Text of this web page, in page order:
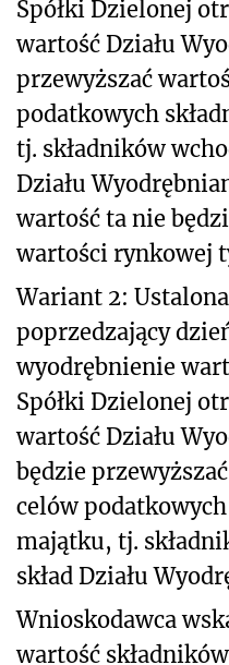
Spółki Dzielonej
wartość Działu
przewyższać
podatkowych
tj. składników
Działu
wartość ta nie
wartości rynkowej
Wariant 2:
poprzedzający
wyodrębnienie
Spółki Dzielonej
wartość Działu
będzie
celów
majątku, tj.
skład Działu
Wnioskodawca
wartość